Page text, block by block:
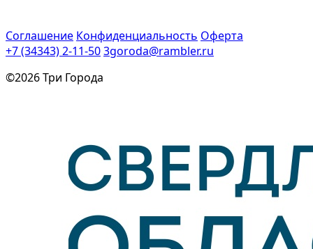
Соглашение Конфиденциальность Оферта
+7 (34343) 2-11-503goroda@rambler.ru
©2026 Три Города